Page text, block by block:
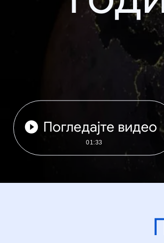
Погледајте видео
01:33